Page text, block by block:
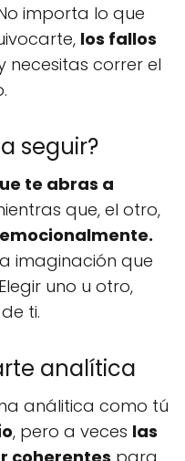
importa lo que
los fallos
necesitas correr el
seguir?
te abras a
que, el otro,
imaginación que
uno u otro,
ti.
analítica
análitica como tú
, pero a veces las